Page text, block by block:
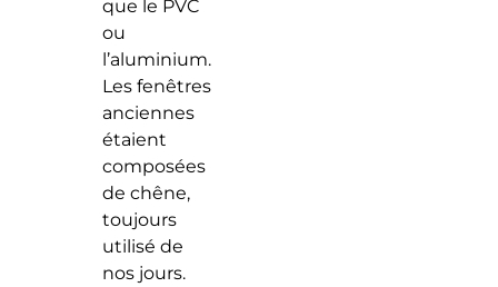
que le PVC
ou
l’aluminium.
Les fenêtres
anciennes
étaient
composées
de chêne,
toujours
utilisé de
nos jours.